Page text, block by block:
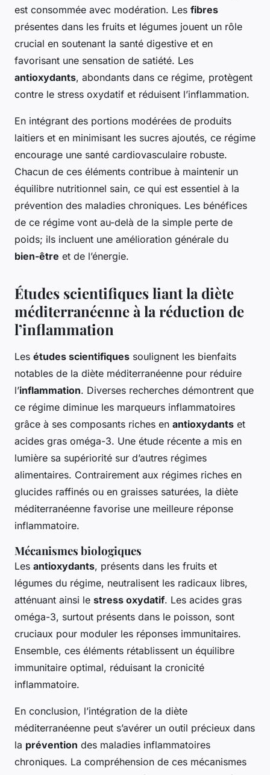
est consommée avec modération. Les fibres
présentes dans les fruits et légumes jouent un rôle
crucial en soutenant la santé digestive et en
favorisant une sensation de satiété. Les
antioxydants, abondants dans ce régime, protègent
contre le stress oxydatif et réduisent l’inflammation.
En intégrant des portions modérées de produits
laitiers et en minimisant les sucres ajoutés, ce régime
encourage une santé cardiovasculaire robuste.
Chacun de ces éléments contribue à maintenir un
équilibre nutritionnel sain, ce qui est essentiel à la
prévention des maladies chroniques. Les bénéfices
de ce régime vont au-delà de la simple perte de
poids; ils incluent une amélioration générale du
bien-être et de l’énergie.
Études scientifiques liant la diète
méditerranéenne à la réduction de
l’inflammation
Les études scientifiques soulignent les bienfaits
notables de la diète méditerranéenne pour réduire
l’inflammation. Diverses recherches démontrent que
ce régime diminue les marqueurs inflammatoires
grâce à ses composants riches en antioxydants et
acides gras oméga-3. Une étude récente a mis en
lumière sa supériorité sur d’autres régimes
alimentaires. Contrairement aux régimes riches en
glucides raffinés ou en graisses saturées, la diète
méditerranéenne favorise une meilleure réponse
inflammatoire.
Mécanismes biologiques
Les antioxydants, présents dans les fruits et
légumes du régime, neutralisent les radicaux libres,
atténuant ainsi le stress oxydatif. Les acides gras
oméga-3, surtout présents dans le poisson, sont
cruciaux pour moduler les réponses immunitaires.
Ensemble, ces éléments rétablissent un équilibre
immunitaire optimal, réduisant la cronicité
inflammatoire.
En conclusion, l’intégration de la diète
méditerranéenne peut s’avérer un outil précieux dans
la prévention des maladies inflammatoires
chroniques. La compréhension de ces mécanismes